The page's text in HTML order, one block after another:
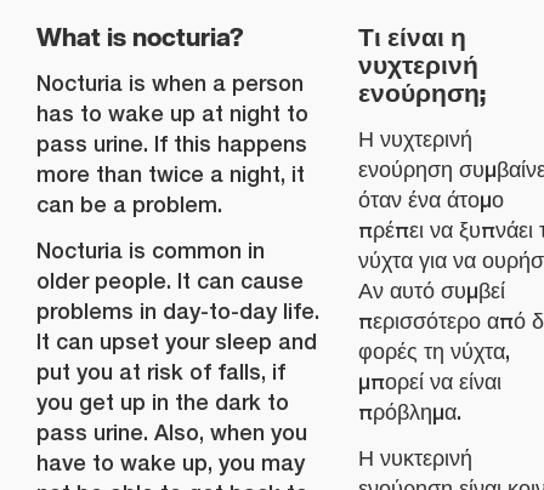
What is nocturia?
Nocturia is when a person
has to wake up at night to
pass urine. If this happens
more than twice a night, it
can be a problem.
Nocturia is common in
older people. It can cause
problems in day-to-day life.
It can upset your sleep and
put you at risk of falls, if
you get up in the dark to
pass urine. Also, when you
have to wake up, you may
Τι είναι η
νυχτερινή
ενούρηση;
Η νυχτερινή
ενούρηση
όταν ένα άτομο
πρέπει να ξυπνάει
νύχτα για να
Αν αυτό συμβεί
περισσότερο από
φορές τη νύχτα,
μπορεί να είναι
πρόβλημα.
Η νυκτερινή